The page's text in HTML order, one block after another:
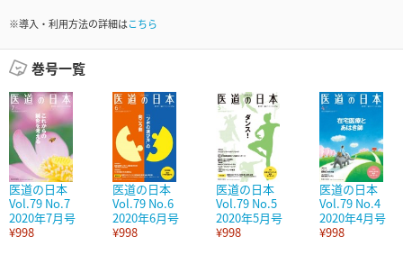
※導入・利用方法の詳細はこちら
巻号一覧
医道の日本
Vol.79 No.7
2020年7月号
¥998
医道の日本
Vol.79 No.6
2020年6月号
¥998
医道の日本
Vol.79 No.5
2020年5月号
¥998
医道の日本
Vol.79 No.4
2020年4月号
¥998